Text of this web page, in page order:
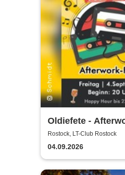
Oldiefete -
Club Rostock
Rostock, LT-Club Rostock
04.09.2026